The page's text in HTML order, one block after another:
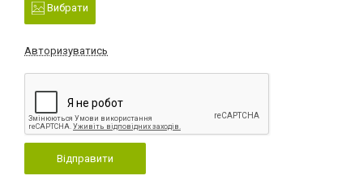
Вибрати
Авторизуватись
Відправити